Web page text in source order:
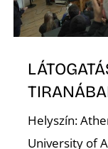
Helyszín:
University of